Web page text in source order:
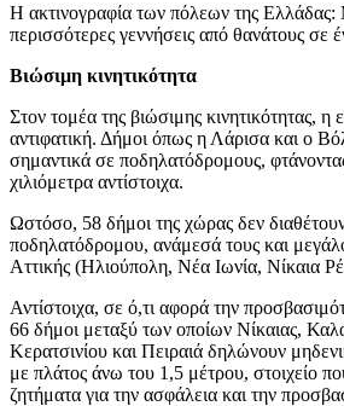
Η ακτινογραφία των πόλεων της
περισσότερες γεννήσεις από θανάτους σε
Βιώσιμη κινητικότητα
Στον τομέα της βιώσιμης κινητικότητας, η
αντιφατική. Δήμοι όπως η Λάρισα και ο
σημαντικά σε ποδηλατόδρομους,
χιλιόμετρα αντίστοιχα.
Ωστόσο, 58 δήμοι της χώρας δεν
ποδηλατόδρομου, ανάμεσά τους και
Αττικής (Ηλιούπολη, Νέα Ιωνία, Νίκαια
Αντίστοιχα, σε ό,τι αφορά την
66 δήμοι μεταξύ των οποίων Νίκαιας,
Κερατσινίου και Πειραιά δηλώνουν
με πλάτος άνω του 1,5 μέτρου, στοιχείο
ζητήματα για την ασφάλεια και την